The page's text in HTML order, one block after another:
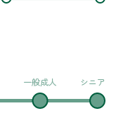
一般成人 シニア